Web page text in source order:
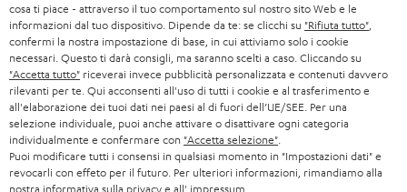
t
e
r
CUFFIE BLUETOOTH
SET STEREO
ALTOPARLANTE
ULTIMA
CUFFIE IN-EAR
NEWSLETTER
NEGOZI
VANTAGGI TEUFEL
LA NOSTRA STORIA
PAESI BASSI
BELGIO
FRANCIA
POLONIA
cosa ti piace - attraverso il tuo comportamento sul nostro sito Web e le
informazioni dal tuo dispositivo. Dipende da te: se clicchi su "Rifiuta tutto"
confermi la nostra impostazione di base, in cui attiviamo solo i cookie
necessari. Questo ti darà consigli, ma saranno scelti a caso. Cliccando su
"Accetta tutto" riceverai invece pubblicità personalizzata e contenuti davvero
rilevanti per te. Qui acconsenti all'uso di tutti i cookie e al trasferimento e
all'elaborazione dei tuoi dati nei paesi al di fuori dell’UE/SEE. Per una
selezione individuale, puoi anche attivare o disattivare ogni categoria
individualmente e confermare con "Accetta selezione"
Puoi modificare tutti i consensi in qualsiasi momento in "Impostazioni dati" e
revocarli con effeto per il futuro. Per ulteriori informazioni, rimandiamo alla
nostra informativa sulla privacye all' impressum